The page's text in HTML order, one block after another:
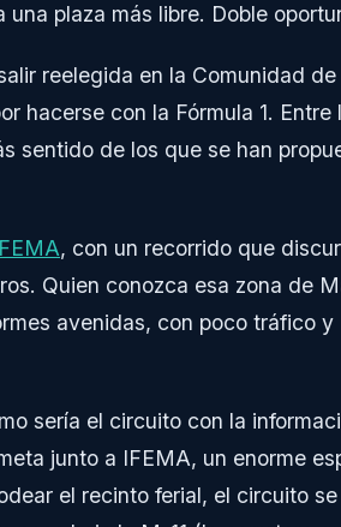
una plaza más libre. Doble
reelegida en la Comunidad de
hacerse con la Fórmula 1. Entre
sentido de los que se han
, con un recorrido que
Quien conozca esa zona de
avenidas, con poco tráfico y
sería el circuito con la
junto a IFEMA, un enorme
el recinto ferial, el circuito se